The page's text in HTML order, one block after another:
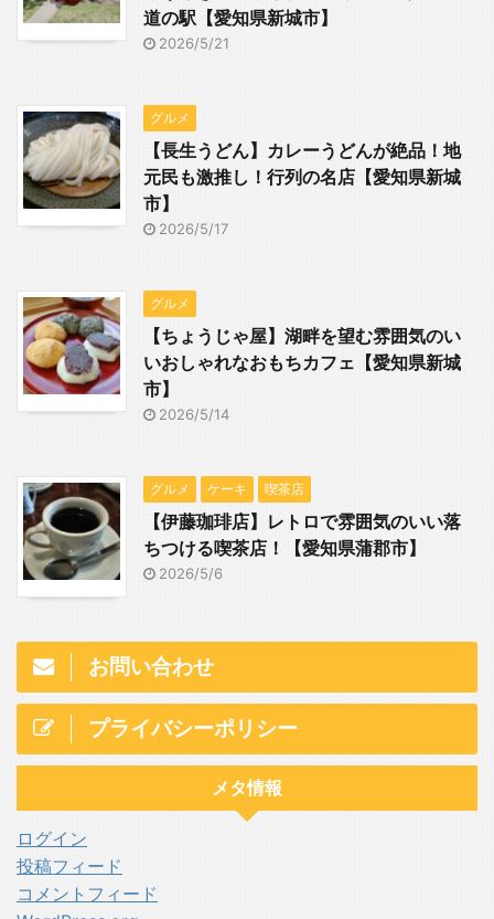
道の駅【愛知県新城市】
2026/5/21
グルメ
【長生うどん】カレーうどんが絶品！地
元民も激推し！行列の名店【愛知県新城
市】
2026/5/17
グルメ
【ちょうじゃ屋】湖畔を望む雰囲気のい
いおしゃれなおもちカフェ【愛知県新城
市】
2026/5/14
グルメ ケーキ 喫茶店
【伊藤珈琲店】レトロで雰囲気のいい落
ちつける喫茶店！【愛知県蒲郡市】
2026/5/6
お問い合わせ
プライバシーポリシー
メタ情報
ログイン
投稿フィード
コメントフィード